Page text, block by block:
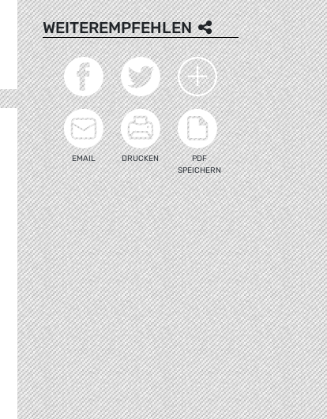
WEITEREMPFEHLEN
EMAIL DRUCKEN
PDF
SPEICHERN